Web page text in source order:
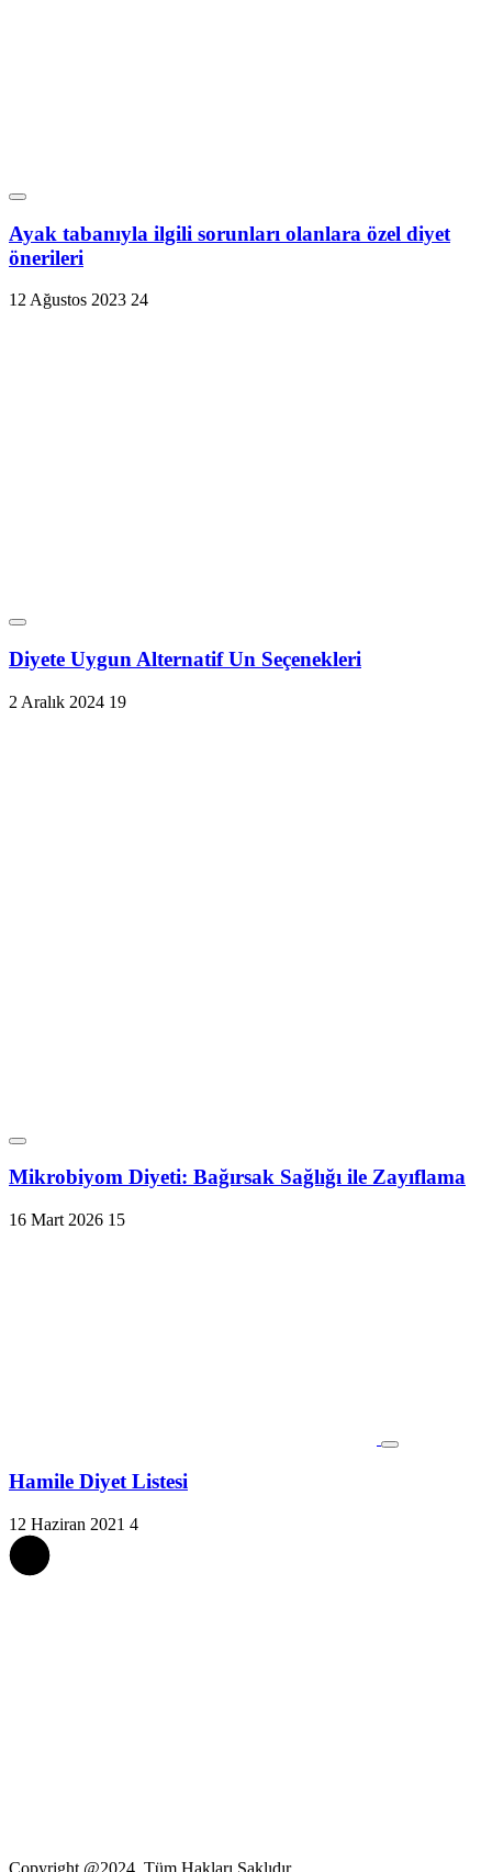
Ayak tabanıyla ilgili sorunları olanlara özel diyet
önerileri
12 Ağustos 2023 24
Diyete Uygun Alternatif Un Seçenekleri
2 Aralık 2024 19
Mikrobiyom Diyeti: Bağırsak Sağlığı ile Zayıflama
16 Mart 2026 15
Hamile Diyet Listesi
12 Haziran 2021 4
Copyright @2024 Tüm Hakları Saklıdır